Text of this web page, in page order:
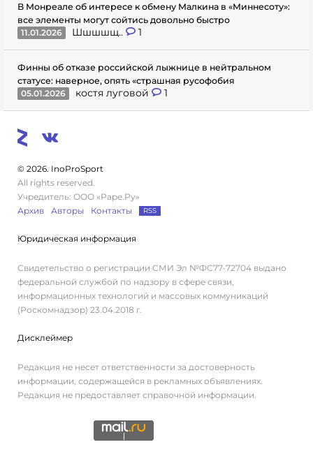
В Монреале об интересе к обмену Малкина в «Миннесоту»:
все элементы могут сойтись довольно быстро
11.01.2026
Шшшшщ.. 1
Финны об отказе российской лыжнице в нейтральном
статусе: наверное, опять «страшная русофобия
05.01.2026
костя луговой 1
© 2026. InoProSport
All rights reserved.
Учредитель: ООО «Раре.Ру»
Архив
Авторы Контакты RSS
Юридическая информация
Свидетельство о регистрации СМИ Эл №ФС77-72704 выдано
федеральной службой по надзору в сфере связи,
информационных технологий и массовых коммуникаций
(Роскомнадзор) 23.04.2018 г.
Дисклеймер
Редакция не несет ответственности за достоверность
информации, содержащейся в рекламных объявлениях.
Редакция не предоставляет справочной информации.